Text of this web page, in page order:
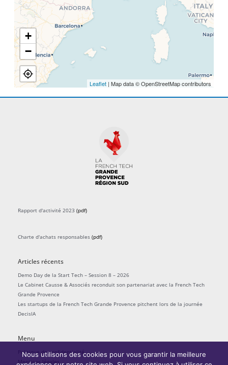
+
−
Leaflet| Map data © OpenStreetMap contributors
Rapport d'activité 2023 (pdf)
Charte d'achats responsables (pdf)
Articles récents
Demo Day de la Start Tech – Session 8 – 2026
Le Cabinet Causse & Associés reconduit son partenariat avec la French Tech
Grande Provence
Les startups de la French Tech Grande Provence pitchent lors de la journée
DecisIA
Menu
Politique de confidentialité
Mentions légales
Nous utilisons des cookies pour vous garantir la meilleure